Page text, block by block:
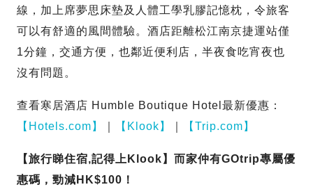
線，加上席夢思床墊及人體工學乳膠記憶枕，令旅客
可以有舒適的風間體驗。酒店距離松江南京捷運站僅
1分鐘，交通方便，也鄰近便利店，半夜食吃宵夜也
沒有問題。
查看寒居酒店 Humble Boutique Hotel最新優惠：
【Hotels.com】
【Klook】 【Trip.com】
【旅行睇住宿,記得上Klook】而家仲有GOtrip專屬優
惠碼，勁減HK$100！